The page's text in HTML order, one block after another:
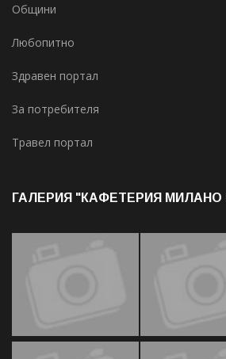
Общини
Любопитно
Здравен портал
За потребителя
Травел портал
ГАЛЕРИЯ "КАФЕТЕРИЯ МИЛАНО